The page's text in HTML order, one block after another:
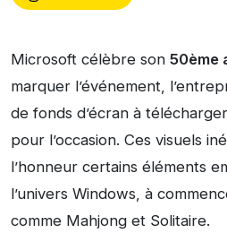
Microsoft célèbre son 50ème
marquer l’événement,
de fonds d’écran à
pour l’occasion. Ces visuels
l’honneur certains éléments
l’univers Windows, à
comme Mahjong et Solitaire.